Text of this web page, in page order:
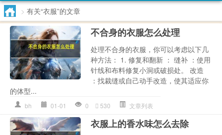
> 有关“衣服”的文章
不合身的衣服怎么处理
处理不合身的衣服，你可以考虑以下几
种方法： 1. 修复和翻新 ： 缝补 ：使用
针线和布料修复小洞或破损处。 改造
：找裁缝或自己动手改造，使其适应你
的体型...
bh 01-01 0 530 文章列表
衣服上的香水味怎么去除